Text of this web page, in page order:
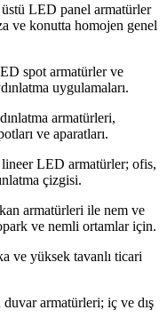
üstü LED panel armatürler
ve konutta homojen genel
spot armatürler ve
uygulamaları.
armatürleri,
ve aparatları.
lineer LED armatürler; ofis,
çizgisi.
armatürleri ile nem ve
ve nemli ortamlar için.
ve yüksek tavanlı ticari
duvar armatürleri; iç ve dış